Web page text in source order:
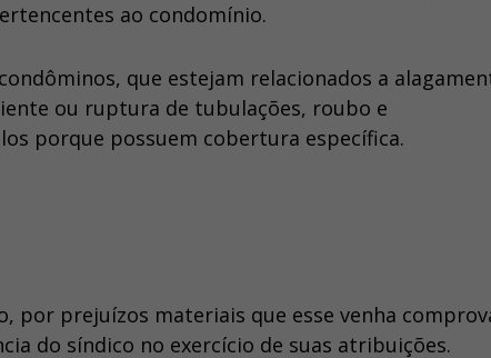
ao condomínio.
que estejam relacionados a
ou ruptura de tubulações, roubo e
porque possuem cobertura específica.
por prejuízos materiais que esse venha
do síndico no exercício de suas atribuições.